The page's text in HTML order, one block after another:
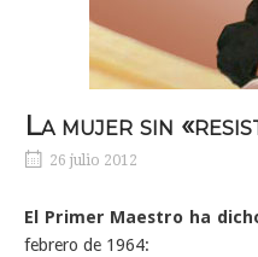
La mujer sin
26 julio 2012
El Primer Maestro ha
febrero de 1964: